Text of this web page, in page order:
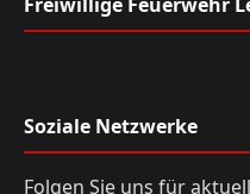
Soziale Netzwerke
Folgen Sie uns für